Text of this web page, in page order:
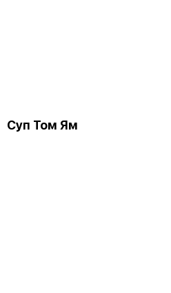
Суп Том Ям